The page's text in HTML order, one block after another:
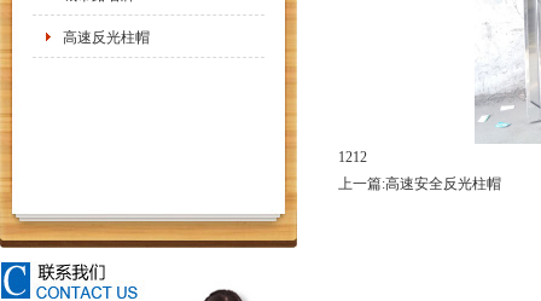
高速反光柱帽
1212
上一篇:高速安全反光柱帽